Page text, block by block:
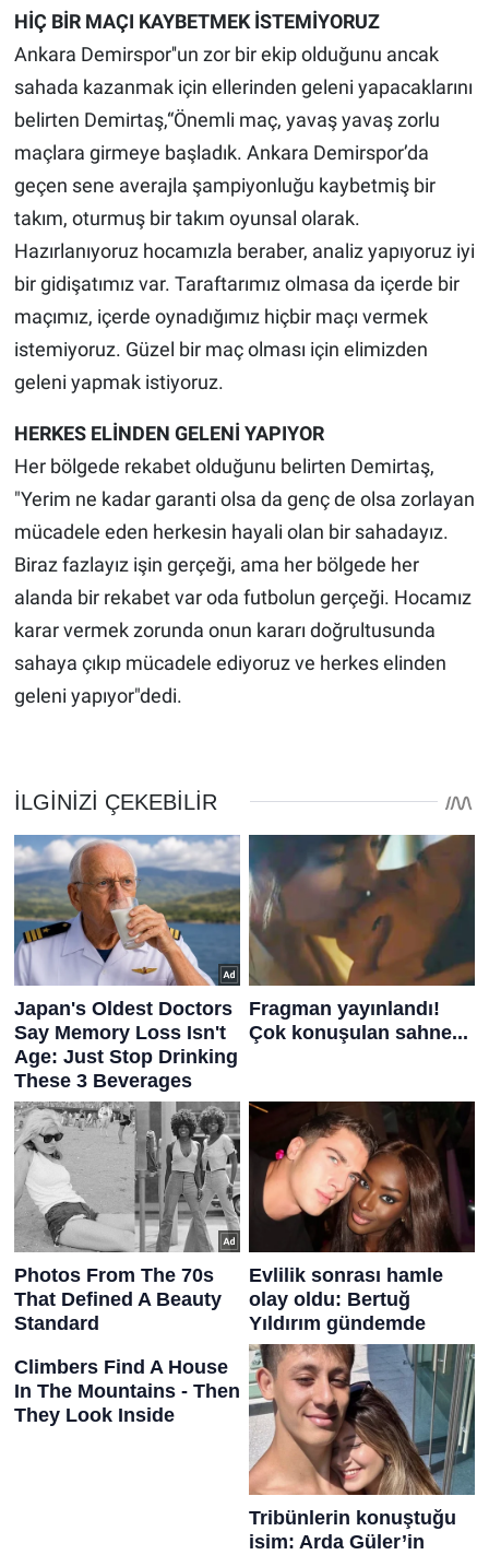
HİÇ BİR MAÇI KAYBETMEK İSTEMİYORUZ
Ankara Demirspor''un zor bir ekip olduğunu ancak
sahada kazanmak için ellerinden geleni yapacaklarını
belirten Demirtaş,“Önemli maç, yavaş yavaş zorlu
maçlara girmeye başladık. Ankara Demirspor’da
geçen sene averajla şampiyonluğu kaybetmiş bir
takım, oturmuş bir takım oyunsal olarak.
Hazırlanıyoruz hocamızla beraber, analiz yapıyoruz iyi
bir gidişatımız var. Taraftarımız olmasa da içerde bir
maçımız, içerde oynadığımız hiçbir maçı vermek
istemiyoruz. Güzel bir maç olması için elimizden
geleni yapmak istiyoruz.
HERKES ELİNDEN GELENİ YAPIYOR
Her bölgede rekabet olduğunu belirten Demirtaş,
"Yerim ne kadar garanti olsa da genç de olsa zorlayan
mücadele eden herkesin hayali olan bir sahadayız.
Biraz fazlayız işin gerçeği, ama her bölgede her
alanda bir rekabet var oda futbolun gerçeği. Hocamız
karar vermek zorunda onun kararı doğrultusunda
sahaya çıkıp mücadele ediyoruz ve herkes elinden
geleni yapıyor"dedi.